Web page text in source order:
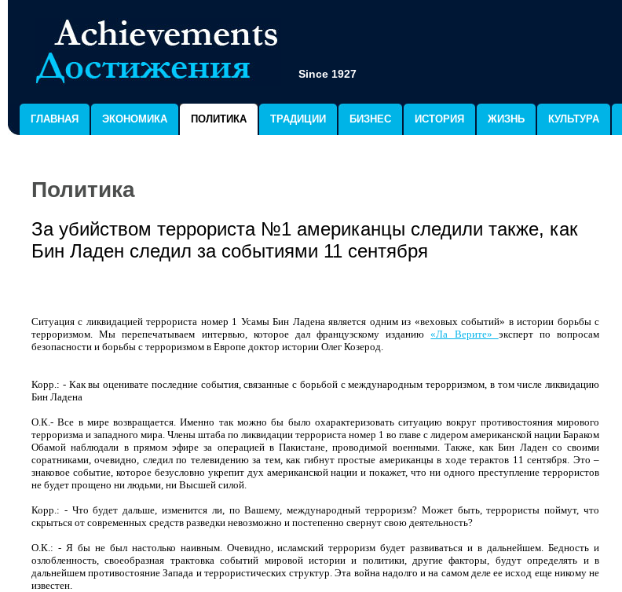
Since 1927
ГЛАВНАЯ ЭКОНОМИКА ПОЛИТИКА ТРАДИЦИИ БИЗНЕС ИСТОРИЯ ЖИЗНЬ КУЛЬТУРА
Политика
За убийством террориста №1 американцы следили также, как
Бин Ладен следил за событиями 11 сентября
Ситуация с ликвидацией террориста номер 1 Усамы Бин Ладена является одним из «веховых событий» в истории борьбы с
терроризмом. Мы перепечатываем интервью, которое дал французскому изданию«Ла Верите» эксперт по вопросам
безопасности и борьбы с терроризмом в Европе доктор истории Олег Козерод.
Корр.: - Как вы оценивате последние события, связанные с борьбой с международным терорризмом, в том числе ликвидацию
Бин Ладена
О.К.- Все в мире возвращается. Именно так можно бы было охарактеризовать ситуацию вокруг противостояния мирового
терроризма и западного мира. Члены штаба по ликвидации террориста номер 1 во главе с лидером американской нации Бараком
Обамой наблюдали в прямом эфире за операцией в Пакистане, проводимой военными. Также, как Бин Ладен со своими
соратниками, очевидно, следил по телевидению за тем, как гибнут простые американцы в ходе терактов 11 сентября. Это –
знаковое событие, которое безусловно укрепит дух американской нации и покажет, что ни одного преступление террористов
не будет прощено ни людьми, ни Высшей силой.
Корр.: - Что будет дальше, изменится ли, по Вашему, международный терроризм? Может быть, террористы поймут, что
скрыться от современных средств разведки невозможно и постепенно свернут свою деятельность?
О.К.: - Я бы не был настолько наивным. Очевидно, исламский терроризм будет развиваться и в дальнейшем. Бедность и
озлобленность, своеобразная трактовка событий мировой истории и политики, другие факторы, будут определять и в
дальнейшем противостояние Запада и террористических структур. Эта война надолго и на самом деле ее исход еще никому не
известен.